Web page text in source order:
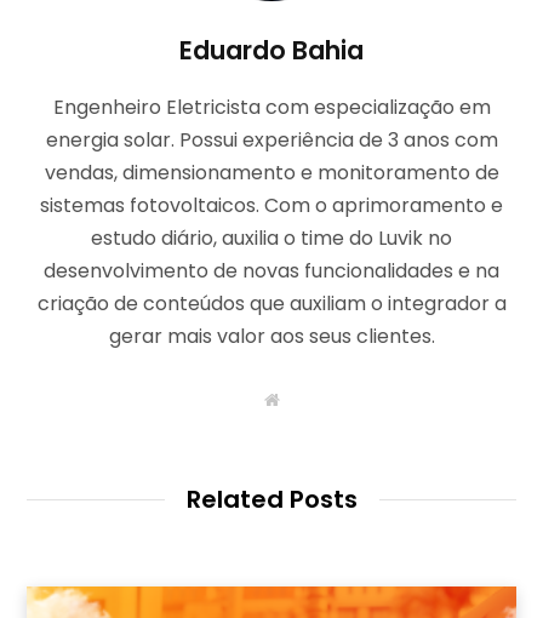
Eduardo Bahia
Engenheiro Eletricista com especialização em
energia solar. Possui experiência de 3 anos com
vendas, dimensionamento e monitoramento de
sistemas fotovoltaicos. Com o aprimoramento e
estudo diário, auxilia o time do Luvik no
desenvolvimento de novas funcionalidades e na
criação de conteúdos que auxiliam o integrador a
gerar mais valor aos seus clientes.
W
e
Related Posts